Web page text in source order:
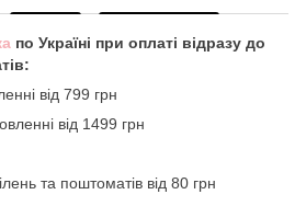
по Україні при оплаті відразу до
від 799 грн
від 1499 грн
та поштоматів від 80 грн